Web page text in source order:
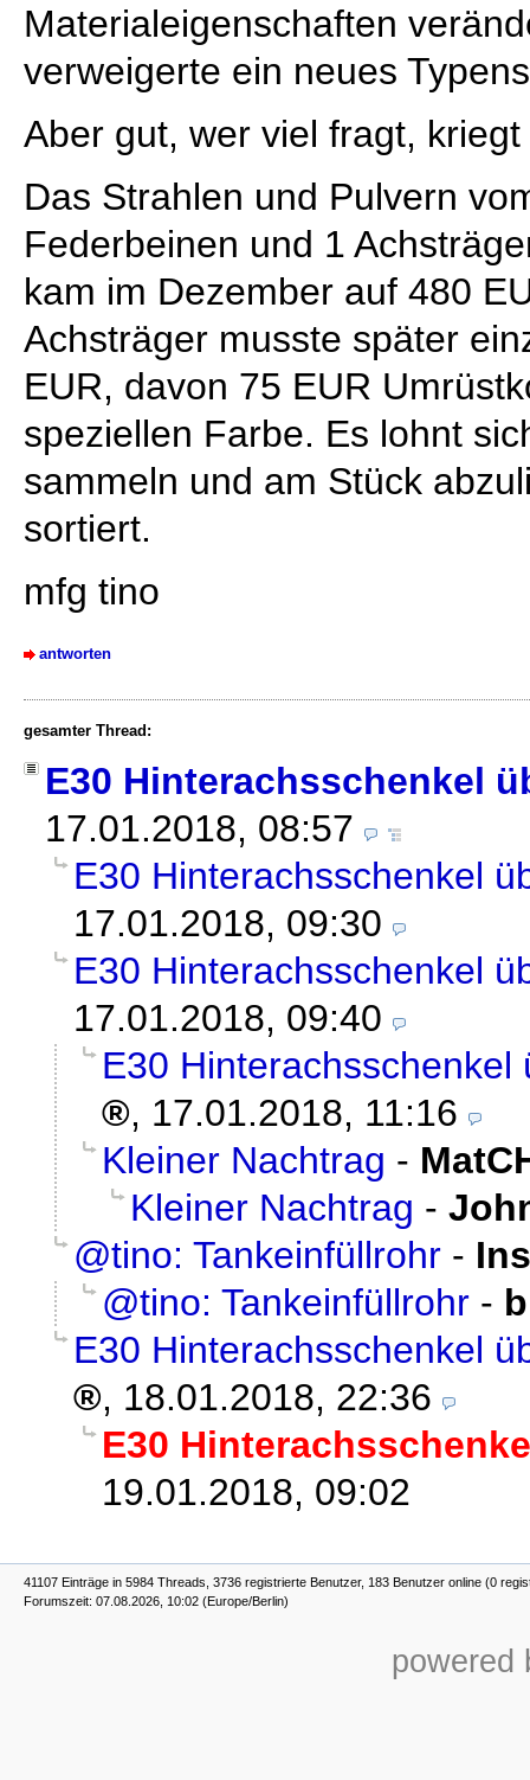
Materialeigenschaften
verweigerte ein neues
Aber gut, wer viel fragt,
Das Strahlen und Pulvern
Federbeinen und 1
kam im Dezember auf 480
Achsträger musste später
EUR, davon 75 EUR
speziellen Farbe. Es lohnt
sammeln und am Stück
sortiert.
mfg tino
antworten
gesamter Thread:
E30 Hinterachsschenkel
17.01.2018, 08:57
E30 Hinterachsschenkel
17.01.2018, 09:30
E30 Hinterachsschenkel
17.01.2018, 09:40
E30 Hinterachsschenkel
, 17.01.2018, 11:16
Kleiner Nachtrag -
Kleiner Nachtrag -
@tino: Tankeinfüllrohr -
@tino: Tankeinfüllrohr -
E30 Hinterachsschenkel
, 18.01.2018, 22:36
E30
19.01.2018, 09:02
41107 Einträge in 5984 Threads, 3736 registrierte Benutzer, 183 Benutzer online (0
Forumszeit: 07.08.2026, 10:02 (Europe/Berlin)
powered